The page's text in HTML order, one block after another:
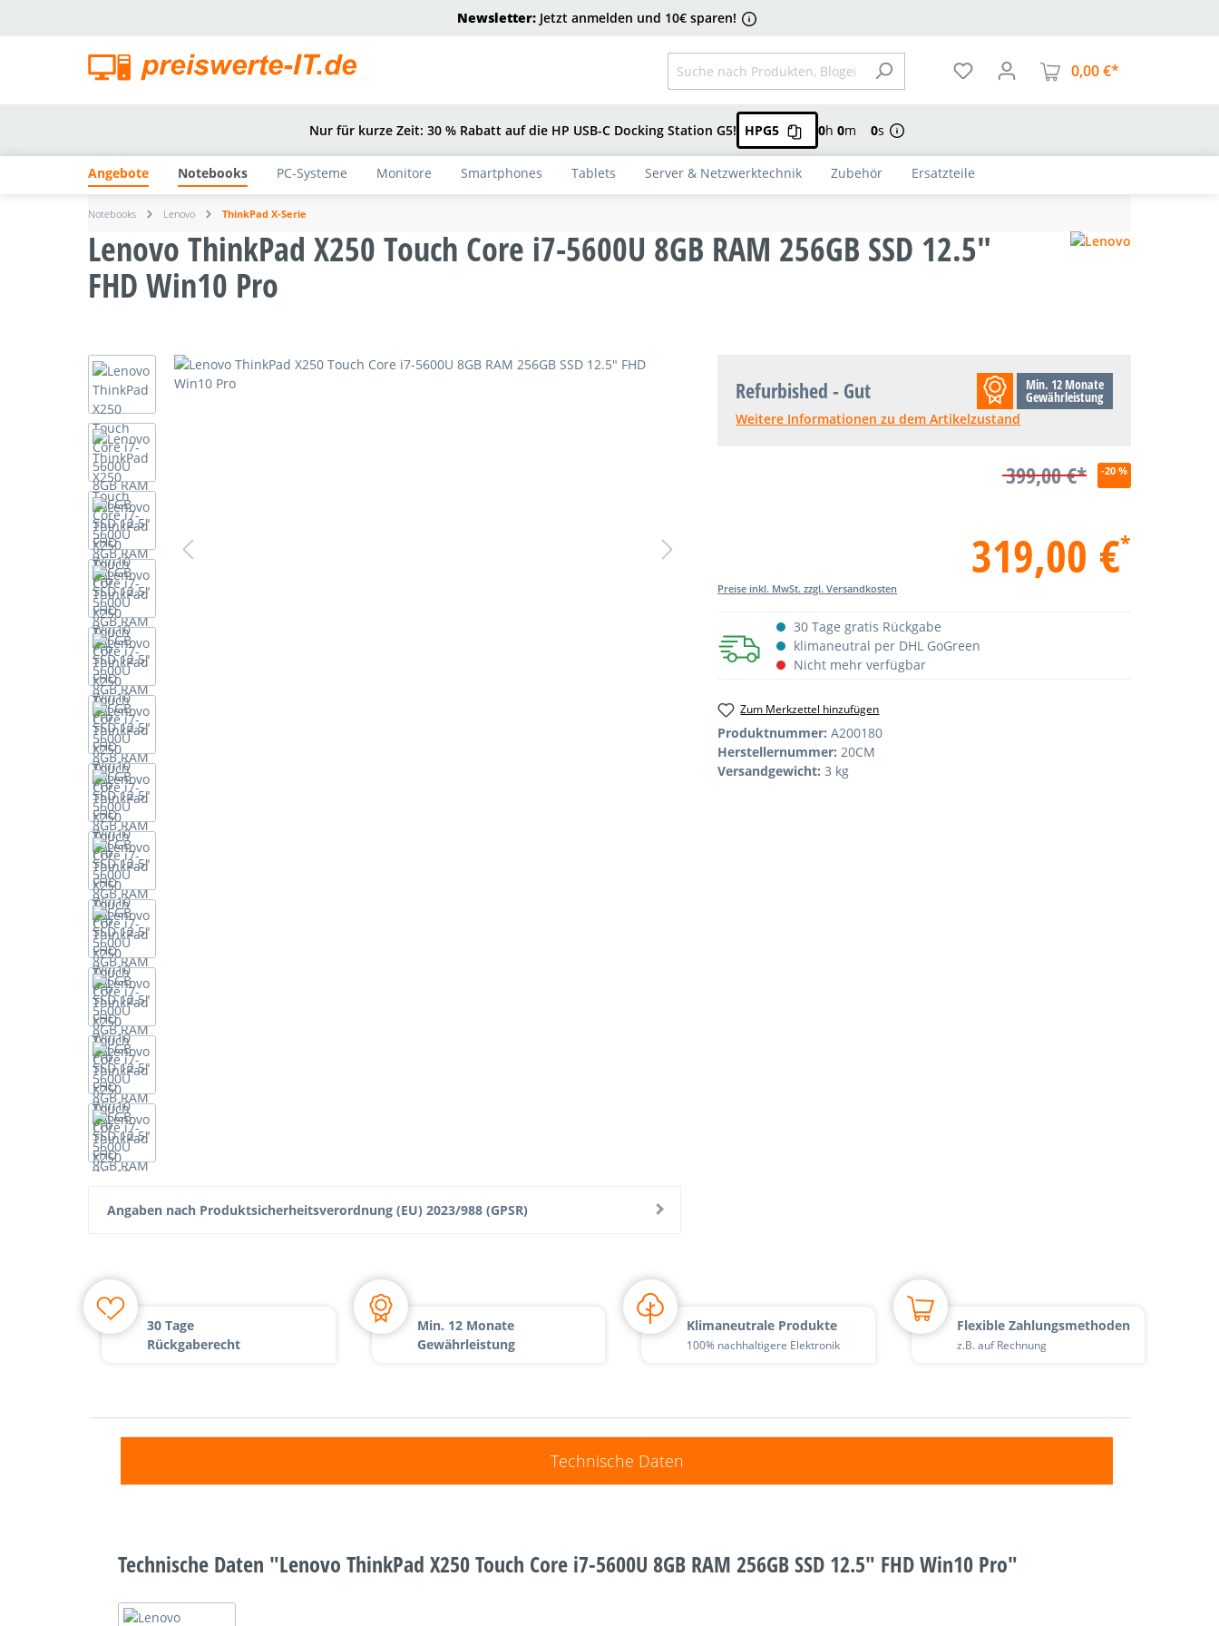
Newsletter:Jetzt anmelden und 10€ sparen!
0,00 €*
Nur für kurze Zeit: 30 % Rabatt auf die HP USB-C Docking Station G5! HPG5 0h 0m 0s
Angebote Notebooks PC-Systeme Monitore Smartphones Tablets Server & Netzwerktechnik Zubehör Ersatzteile
Notebooks Lenovo ThinkPad X-Serie
Lenovo ThinkPad X250 Touch Core i7-5600U 8GB RAM 256GB SSD 12.5"
FHD Win10 Pro
Bildergalerie überspringen
Angaben nach Produktsicherheitsverordnung (EU) 2023/988 (GPSR)
Refurbished - Gut Min. 12 Monate
Gewährleistung
Weitere Informationen zu dem Artikelzustand
399,00 €* -20 %
319,00 €*
Preise inkl. MwSt. zzgl. Versandkosten
30 Tage gratis Rückgabe
klimaneutral per DHL GoGreen
Nicht mehr verfügbar
Zum Merkzettel hinzufügen
Produktnummer:A200180
Herstellernummer: 20CM
Versandgewicht: 3 kg
30 Tage
Rückgaberecht
Min. 12 Monate
Gewährleistung
Klimaneutrale Produkte
100% nachhaltigere Elektronik
Flexible Zahlungsmethoden
z.B. auf Rechnung
Technische Daten
Technische Daten "Lenovo ThinkPad X250 Touch Core i7-5600U 8GB RAM 256GB SSD 12.5" FHD Win10 Pro"